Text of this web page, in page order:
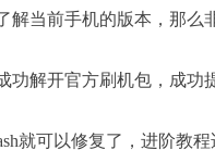
解当前手机的版本，那么
功解开官方刷机包，成功
就可以修复了，进阶教